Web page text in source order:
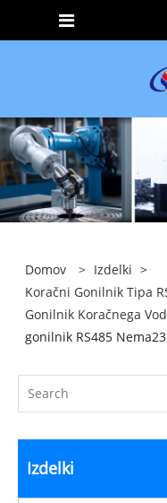
Domov > Izdelki >
Koračni Gonilnik Tipa
Gonilnik Koračnega
gonilnik RS485 Nema23
Izdelki